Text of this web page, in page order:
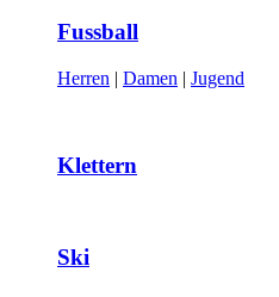
Fussball
Herren | Damen | Jugend
Klettern
Ski